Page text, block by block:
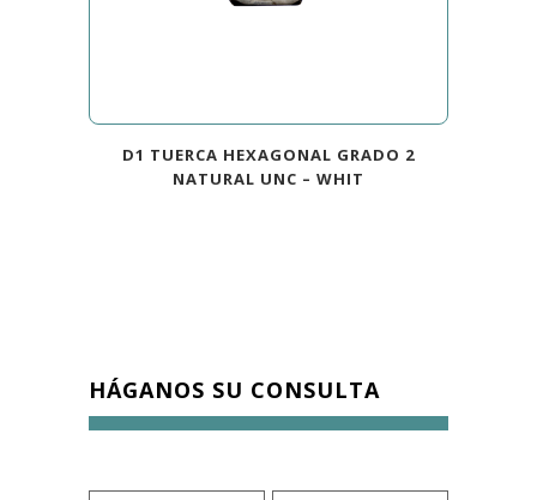
D1 TUERCA HEXAGONAL GRADO 2
NATURAL UNC – WHIT
HÁGANOS SU CONSULTA